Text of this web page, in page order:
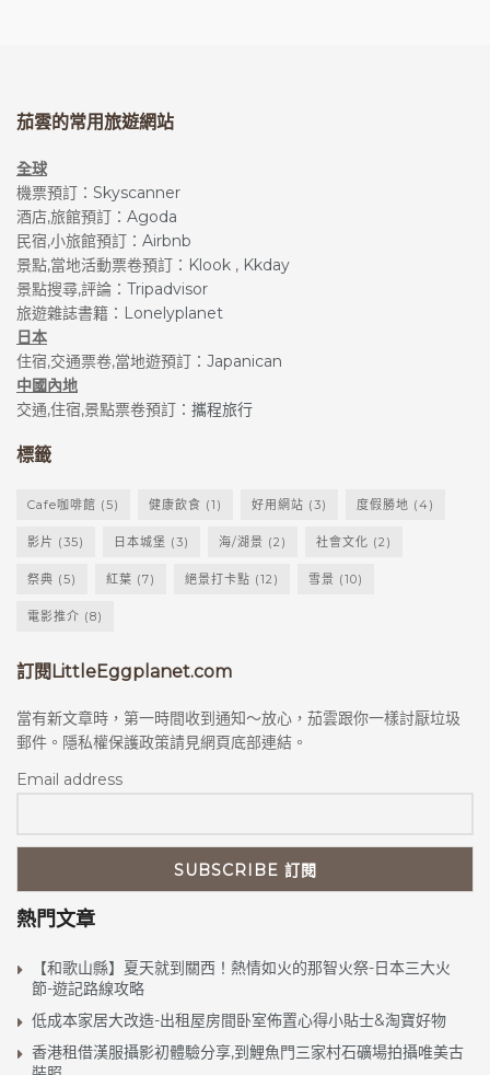
茄雲的常用旅遊網站
全球
機票預訂： Skyscanner
酒店,旅館預訂： Agoda
民宿,小旅館預訂： Airbnb
景點,當地活動票卷預訂： Klook , Kkday
景點搜尋,評論： Tripadvisor
旅遊雜誌書籍： Lonelyplanet
日本
住宿,交通票卷,當地遊預訂： Japanican
中國內地
交通,住宿,景點票卷預訂： 攜程旅行
標籤
Cafe咖啡館 (5) 健康飲食 (1) 好用網站 (3) 度假勝地 (4)
影片 (35) 日本城堡 (3) 海/湖景 (2) 社會文化 (2)
祭典 (5) 紅葉 (7) 絕景打卡點 (12) 雪景 (10)
電影推介 (8)
訂閱LittleEggplanet.com
當有新文章時，第一時間收到通知～放心，茄雲跟你一樣討厭垃圾
郵件。隱私權保護政策請見網頁底部連結。
Email address
熱門文章
【和歌山縣】夏天就到關西！熱情如火的那智火祭-日本三大火
節-遊記路線攻略
低成本家居大改造-出租屋房間卧室佈置心得小貼士&淘寶好物
香港租借漢服攝影初體驗分享,到鯉魚門三家村石礦場拍攝唯美古